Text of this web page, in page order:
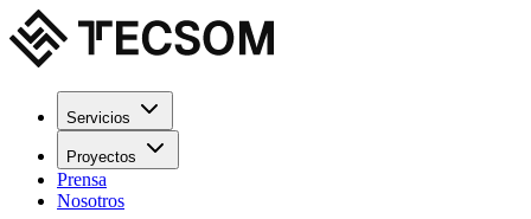
Servicios
Proyectos
Prensa
Nosotros